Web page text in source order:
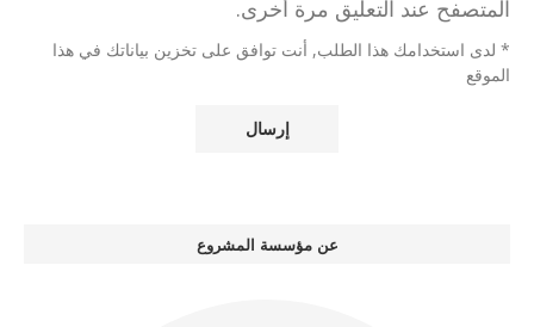
المتصفح عند التعليق مرة أخرى.
* لدى استخدامك هذا الطلب, أنت توافق على تخزين بياناتك في هذا
الموقع
عن مؤسسة المشروع